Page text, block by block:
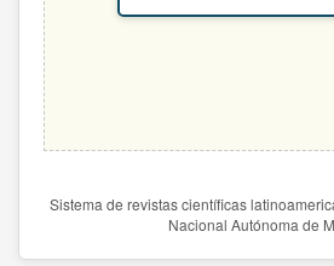
Sistema de revistas científicas
Nacional Autónoma de